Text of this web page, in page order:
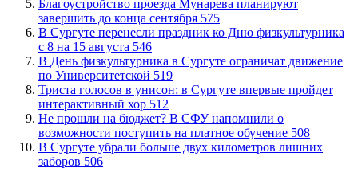
Благоустройство проезда Мунарева планируют
завершить до конца сентября 575
​В Сургуте перенесли праздник ко Дню физкультурника
с 8 на 15 августа 546
​В День физкультурника в Сургуте ограничат движение
по Университетской 519
​Триста голосов в унисон: в Сургуте впервые пройдет
интерактивный хор 512
Не прошли на бюджет? В СФУ напомнили о
возможности поступить на платное обучение 508
​В Сургуте убрали больше двух километров лишних
заборов 506